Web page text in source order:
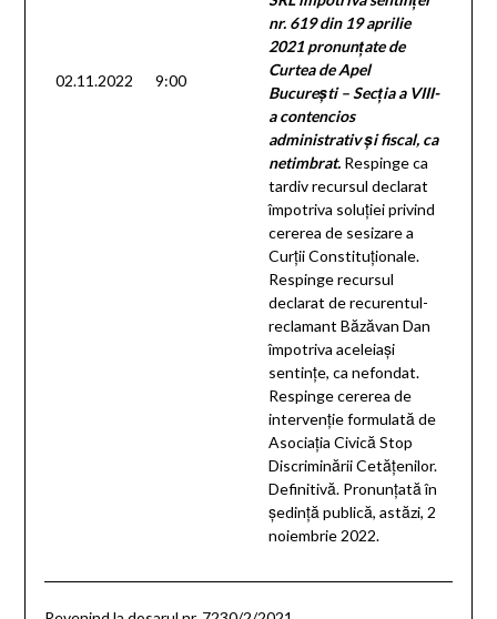
02.11.2022 9:00
nr. 619 din 19 aprilie
2021 pronunţate de
Curtea de Apel
Bucureşti – Secţia a VIII-
a contencios
administrativ şi fiscal, ca
netimbrat.Respinge ca
tardiv recursul declarat
împotriva soluţiei privind
cererea de sesizare a
Curţii Constituţionale.
Respinge recursul
declarat de recurentul-
reclamant Băzăvan Dan
împotriva aceleiaşi
sentinţe, ca nefondat.
Respinge cererea de
intervenţie formulată de
Asociaţia Civică Stop
Discriminării Cetăţenilor.
Definitivă. Pronunţată în
şedinţă publică, astăzi, 2
noiembrie 2022.